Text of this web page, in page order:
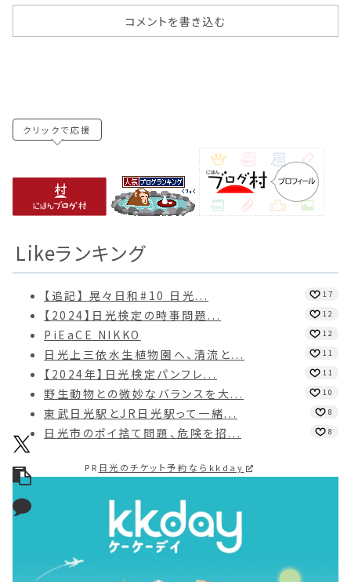
コメントを書き込む
クリックで応援
Likeランキング
【追記】 晃々日和#10 日光... 17
【2024】日光検定の時事問題... 12
PiEaCE NIKKO 12
日光上三依水生植物園へ、清流と... 11
【2024年】日光検定パンフレ... 11
野生動物との微妙なバランスを大... 10
東武日光駅とJR日光駅って一緒... 8
日光市のポイ捨て問題、危険を招... 8
PR 日光のチケット予約ならkkday